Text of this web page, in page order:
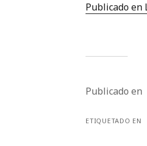
Publicado en
Publicado en
ETIQUETADO EN